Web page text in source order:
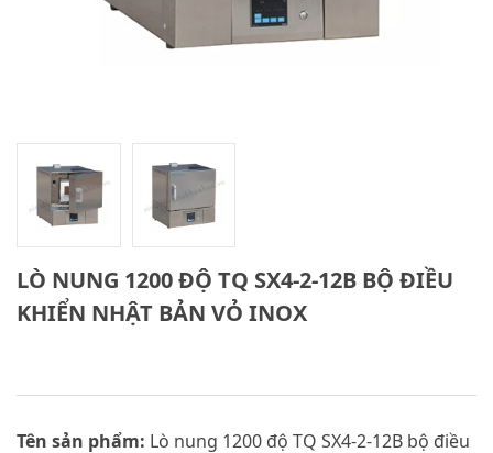
LÒ NUNG 1200 ĐỘ TQ SX4-2-12B BỘ ĐIỀU
KHIỂN NHẬT BẢN VỎ INOX
Tên sản phẩm: Lò nung 1200 độ TQ SX4-2-12B bộ điều